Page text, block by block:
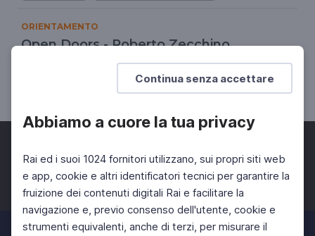
Continua senza accettare
Abbiamo a cuore la tua privacy
Rai ed i suoi 1024 fornitori utilizzano, sui propri siti web
e app, cookie e altri identificatori tecnici per garantire la
fruizione dei contenuti digitali Rai e facilitare la
navigazione e, previo consenso dell'utente, cookie e
strumenti equivalenti, anche di terzi, per misurare il
ORIENTAMENTO
Open Doors - Roberto Zecchino
Il video della diretta del 29 novembre 2021
Facebook Twitter Instagram